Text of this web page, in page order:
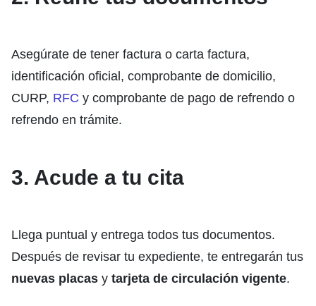
Asegúrate de tener factura o carta factura,
identificación oficial, comprobante de domicilio,
CURP, RFC y comprobante de pago de refrendo o
refrendo en trámite.
3. Acude a tu cita
Llega puntual y entrega todos tus documentos.
Después de revisar tu expediente, te entregarán tus
nuevas placas y tarjeta de circulación vigente.